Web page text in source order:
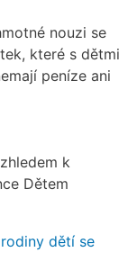
nouzi se
které s dětmi
peníze ani
k
Dětem
dětí se